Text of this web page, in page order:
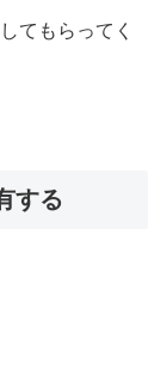
てもらってく
する